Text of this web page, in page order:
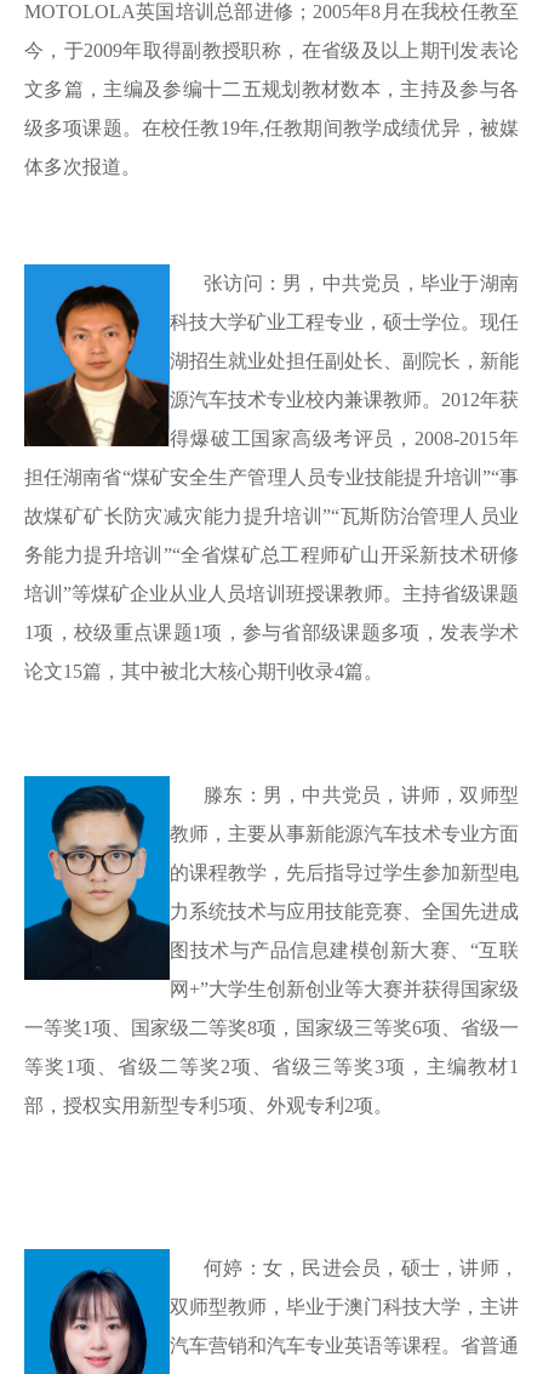
MOTOLOLA英国培训总部进修 ； 2005年8月在我校任教至
今，于2009年取得副教授职称，在省级及以上期刊发表论
文多篇，主编及参编十二五规划教材数本，主持及参与各
级多项课题。在校任教19年,任教期间教学成绩优异，被媒
体多次报道。
张访问：男，中共党员，毕业于湖南
科技大学矿业工程专业，硕士学位。现任
湖招生就业处担任副处长、副院长，新能
源汽车技术专业校内兼课教师。 2012年获
得爆破工国家高级考评员，2008-2015年
担任湖南省“煤矿安全生产管理人员专业技能提升培训”“事
故煤矿矿长防灾减灾能力提升培训”“瓦斯防治管理人员业
务能力提升培训”“全省煤矿总工程师矿山开采新技术研修
培训”等煤矿企业从业人员培训班授课教师。主持省级课题
1项，校级重点课题1项，参与省部级课题多项，发表学术
论文15篇，其中被北大核心期刊收录4篇。
滕东：男，中共党员，讲师，双师型
教师，主要从事新能源汽车技术专业方面
的课程教学，先后指导过学生参加新型电
力系统技术与应用技能竞赛、全国先进成
图技术与产品信息建模创新大赛、 “互联
网+”大学生创新创业等大赛并获得国家级
一等奖1项、国家级二等奖8项，国家级三等奖6项、省级一
等奖1项、省级二等奖2项、省级三等奖3项，主编教材1
部，授权实用新型专利5项、外观专利2项。
何婷：女，民进会员，硕士，讲师，
双师型教师，毕业于澳门科技大学，主讲
汽车营销和汽车专业英语等课程。省普通